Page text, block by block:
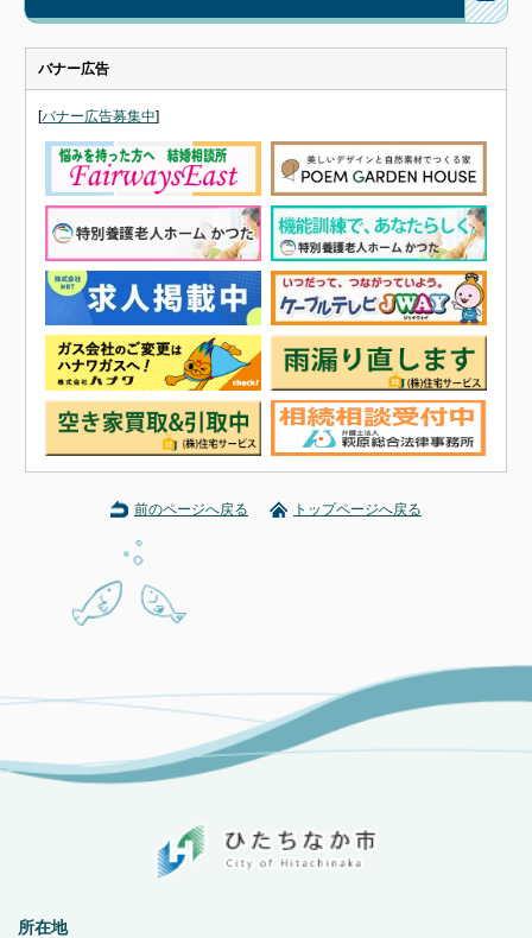
バナー広告
[バナー広告募集中]
前のページへ戻る トップページへ戻る
所在地